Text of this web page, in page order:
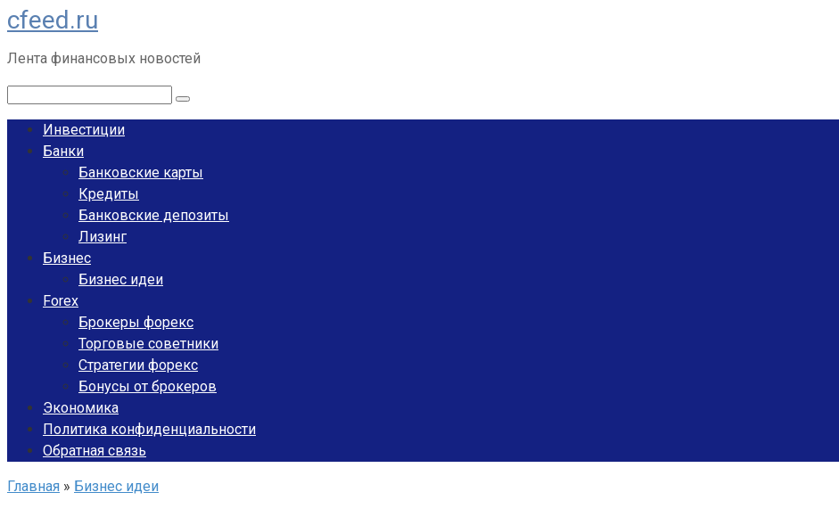
Перейти
к
контенту
cfeed.ru
Лента финансовых новостей
Инвестиции
Банки
Банковские карты
Кредиты
Банковские депозиты
Лизинг
Бизнес
Бизнес идеи
Forex
Брокеры форекс
Торговые советники
Стратегии форекс
Бонусы от брокеров
Экономика
Политика конфиденциальности
Обратная связь
Главная » Бизнес идеи